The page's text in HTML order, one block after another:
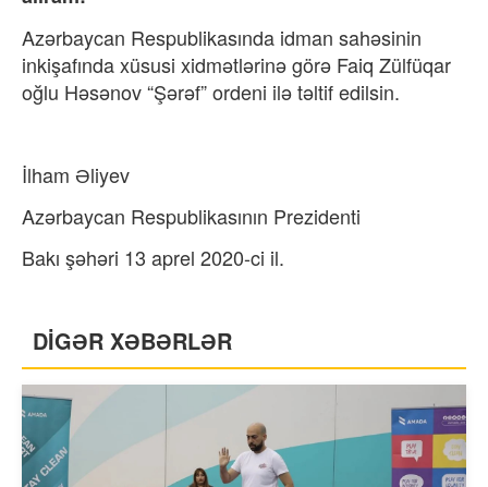
Azərbaycan Respublikasında idman sahəsinin
inkişafında xüsusi xidmətlərinə görə Faiq Zülfüqar
oğlu Həsənov “Şərəf” ordeni ilə təltif edilsin.
İlham Əliyev
Azərbaycan Respublikasının Prezidenti
Bakı şəhəri 13 aprel 2020-ci il.
DİGƏR XƏBƏRLƏR